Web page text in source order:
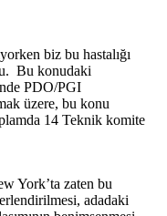
biz bu hastalığı
Bu konudaki
PDO/PGI
üzere, bu konu
14 Teknik komite
York’ta zaten bu
adadaki